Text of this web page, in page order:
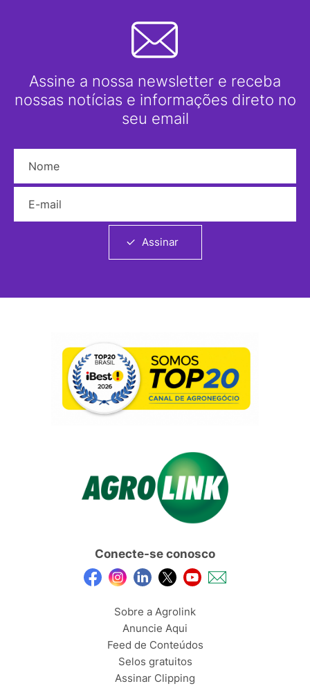
Assine a nossa newsletter e receba
nossas notícias e informações direto no
seu email
Assinar
Conecte-se conosco
Sobre a Agrolink
Anuncie Aqui
Feed de Conteúdos
Selos gratuitos
Assinar Clipping